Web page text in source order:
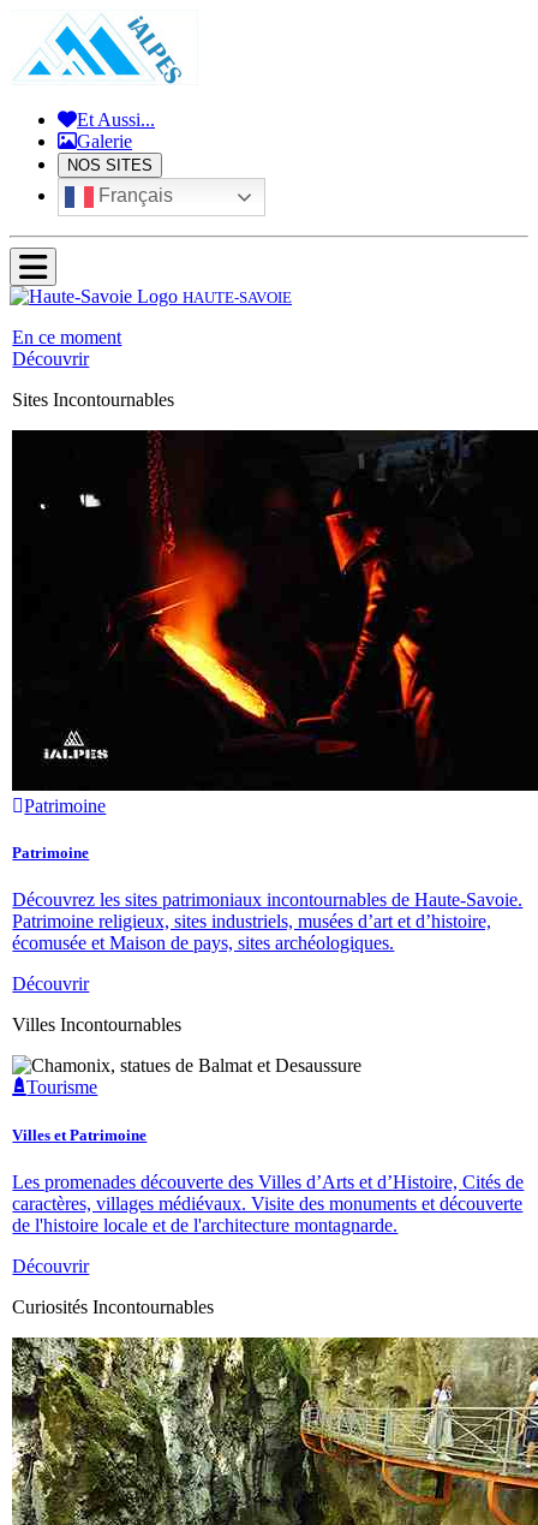
Et Aussi...
Galerie
NOS SITES
Français
HAUTE-SAVOIE
En ce moment
Découvrir
Sites Incontournables
Patrimoine
Patrimoine
Découvrez les sites patrimoniaux incontournables de Haute-Savoie.
Patrimoine religieux, sites industriels, musées d’art et d’histoire,
écomusée et Maison de pays, sites archéologiques.
Découvrir
Villes Incontournables
Tourisme
Villes et Patrimoine
Les promenades découverte des Villes d’Arts et d’Histoire, Cités de
caractères, villages médiévaux. Visite des monuments et découverte
de l'histoire locale et de l'architecture montagnarde.
Découvrir
Curiosités Incontournables